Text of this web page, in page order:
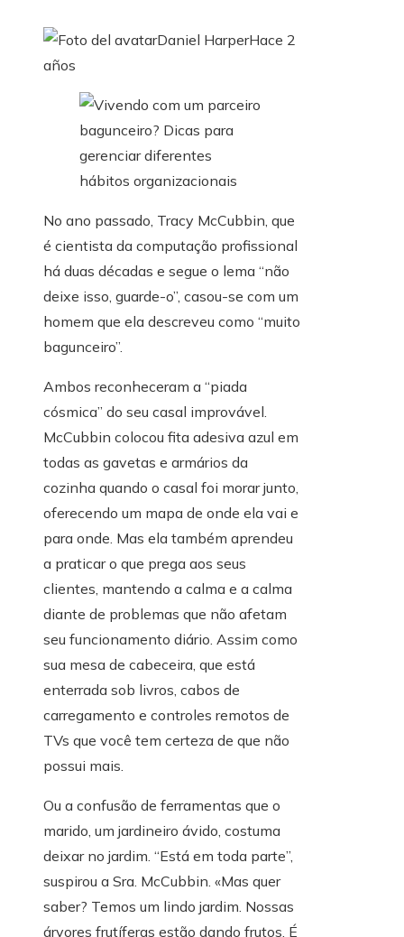
Daniel HarperHace 2
años
No ano passado, Tracy McCubbin, que
é cientista da computação profissional
há duas décadas e segue o lema “não
deixe isso, guarde-o”, casou-se com um
homem que ela descreveu como “muito
bagunceiro”.
Ambos reconheceram a “piada
cósmica” do seu casal improvável.
McCubbin colocou fita adesiva azul em
todas as gavetas e armários da
cozinha quando o casal foi morar junto,
oferecendo um mapa de onde ela vai e
para onde. Mas ela também aprendeu
a praticar o que prega aos seus
clientes, mantendo a calma e a calma
diante de problemas que não afetam
seu funcionamento diário. Assim como
sua mesa de cabeceira, que está
enterrada sob livros, cabos de
carregamento e controles remotos de
TVs que você tem certeza de que não
possui mais.
Ou a confusão de ferramentas que o
marido, um jardineiro ávido, costuma
deixar no jardim. “Está em toda parte”,
suspirou a Sra. McCubbin. «Mas quer
saber? Temos um lindo jardim. Nossas
árvores frutíferas estão dando frutos. É